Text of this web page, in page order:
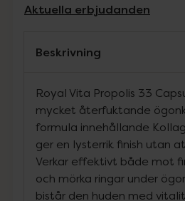
Aktuella erbjudanden
Beskrivning
Royal Vita Propolis 33
mycket återfuktande
formula innehållande
ger en lysterrik finish utan
Verkar effektivt både mot
och mörka ringar under
bistår den huden med